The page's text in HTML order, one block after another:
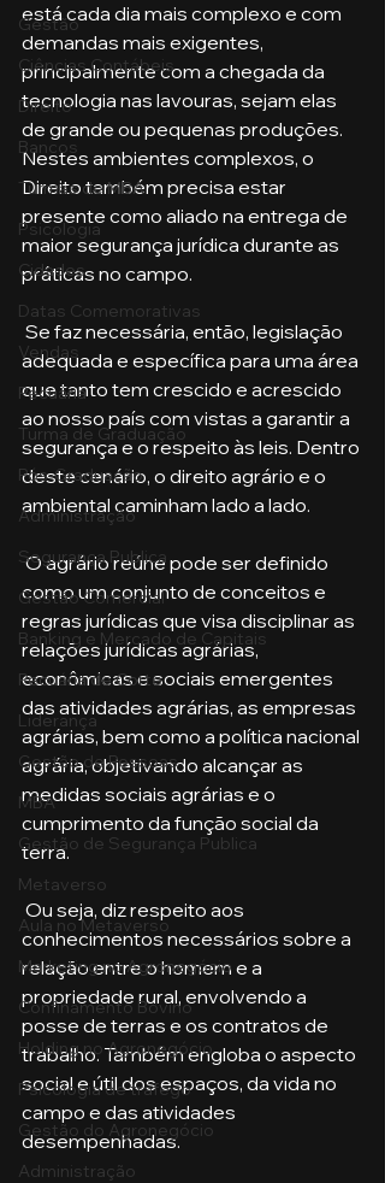
Gestão
Ciências Contábeis
Direito
Bancos
Turmas de MBA
Psicologia
Cidades
Datas Comemorativas
Vendas
Pecuária
Turma de Graduação
Pós-Graduação
Administração
Segurança Publica
Gestão Comercial
Banking e Mercado de Capitais
Pecuária de Corte
Liderança
Gestão de Pessoas
MBA
Gestão de Segurança Publica
Metaverso
Aula no Metaverso
Marketing no Agronegócio
Confinamento Bovino
Holding no Agronegócio
Psicologia de tráfego
Gestão do Agronegócio
Administração
está cada dia mais complexo e com
demandas mais exigentes,
principalmente com a chegada da
tecnologia nas lavouras, sejam elas
de grande ou pequenas produções.
Nestes ambientes complexos, o
Direito também precisa estar
presente como aliado na entrega de
maior segurança jurídica durante as
práticas no campo.
adequada e específica para uma área
que tanto tem crescido e acrescido
ao nosso país com vistas a garantir a
segurança e o respeito às leis. Dentro
deste cenário, o direito agrário e o
ambiental caminham lado a lado.
O agrário reúne pode ser definido
como um conjunto de conceitos e
regras jurídicas que visa disciplinar as
relações jurídicas agrárias,
econômicas e sociais emergentes
das atividades agrárias, as empresas
agrárias, bem como a política nacional
agrária, objetivando alcançar as
medidas sociais agrárias e o
cumprimento da função social da
terra.
conhecimentos necessários sobre a
relação entre o homem e a
propriedade rural, envolvendo a
posse de terras e os contratos de
trabalho. Também engloba o aspecto
social e útil dos espaços, da vida no
campo e das atividades
desempenhadas.